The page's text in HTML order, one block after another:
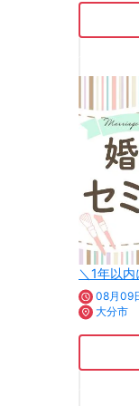
＼1年以
08月09
大分市